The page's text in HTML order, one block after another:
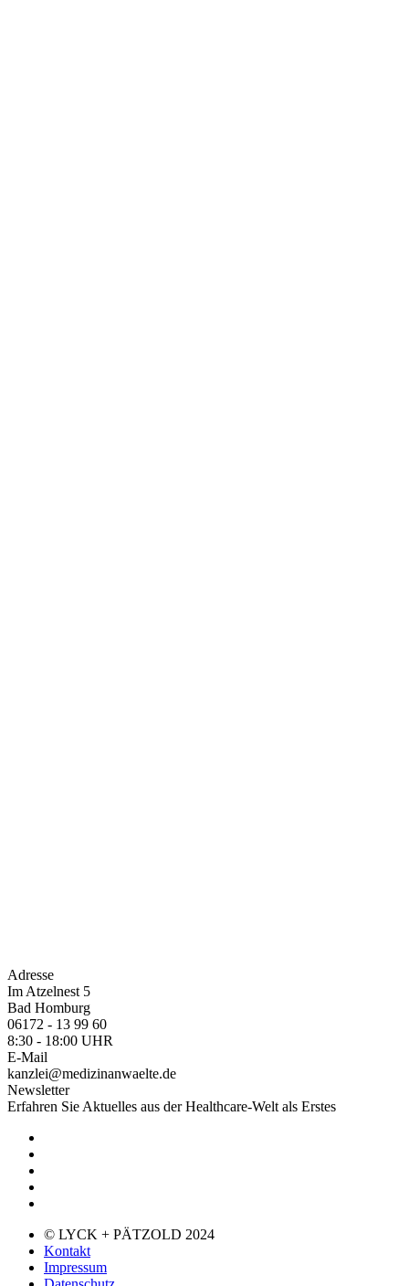
Adresse
Im Atzelnest 5
Bad Homburg
06172 - 13 99 60
8:30 - 18:00 UHR
E-Mail
kanzlei@medizinanwaelte.de
Newsletter
Erfahren Sie Aktuelles aus der Healthcare-Welt als Erstes
© LYCK + PÄTZOLD 2024
Kontakt
Impressum